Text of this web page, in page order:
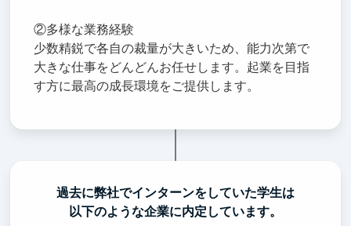
②多様な業務経験
少数精鋭で各自の裁量が大きいため、能力次第で
大きな仕事をどんどんお任せします。起業を目指
す方に最高の成長環境をご提供します。
過去に弊社でインターンをしていた学生は
以下のような企業に内定しています。